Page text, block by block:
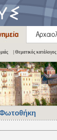
| Θεματικός κατάλογος